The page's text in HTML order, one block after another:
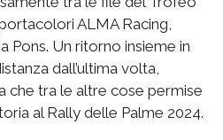
ALMA Racing,
Pons. Un ritorno insieme in
dall’ultima volta,
che tra le altre cose permise
al Rally delle Palme 2024.